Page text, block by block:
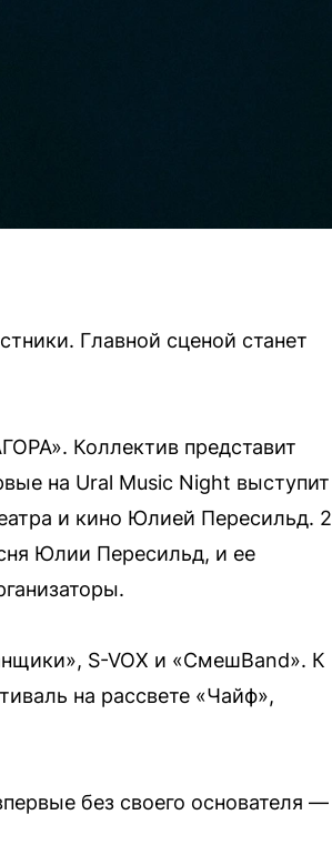
Главной сценой станет
Коллектив представит
на Ural Music Night выступит
и кино Юлией Пересильд. 2
Юлии Пересильд, и ее
S-VOX и «СмешBand». К
на рассвете «Чайф»,
без своего основателя —